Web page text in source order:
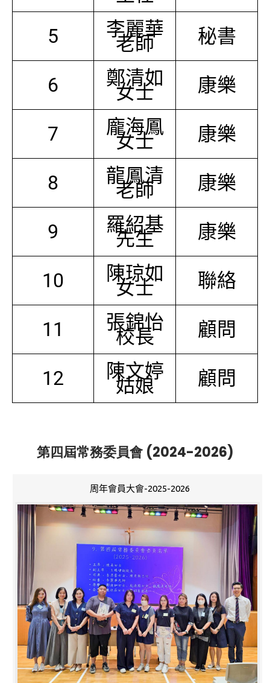
5 李麗華
老師 秘書
6 鄭清如
女士 康樂
7 龐海鳳
女士 康樂
8 龍鳳清
老師 康樂
9 羅紹基
先生 康樂
10 陳琼如
女士 聯絡
11 張錦怡
校長 顧問
12 陳文婷
姑娘 顧問
第四屆常務委員會 (2024-2026)
周年會員大會-2025-2026